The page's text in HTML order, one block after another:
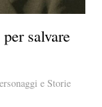
salvare
e Storie